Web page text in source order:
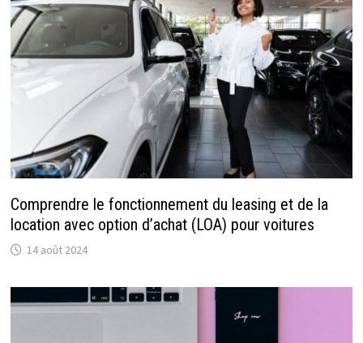
Comprendre le fonctionnement du leasing et de la
location avec option d’achat (LOA) pour voitures
14 août 2024